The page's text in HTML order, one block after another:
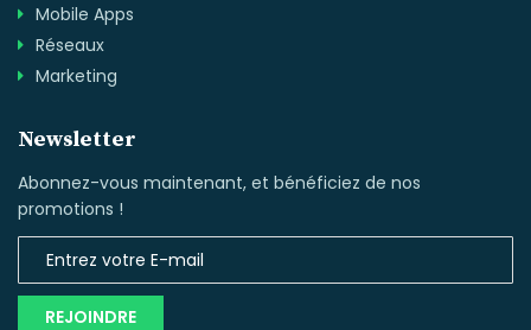
Mobile Apps
Réseaux
Marketing
Newsletter
Abonnez-vous maintenant, et bénéficiez de nos
promotions !
REJOINDRE